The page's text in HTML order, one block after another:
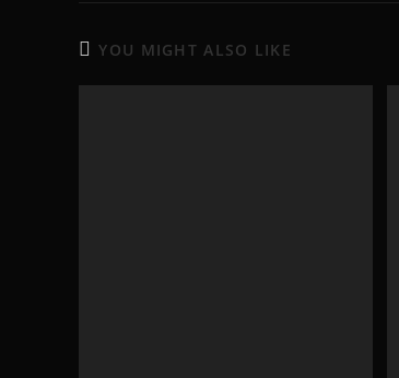
YOU MIGHT ALSO LIKE